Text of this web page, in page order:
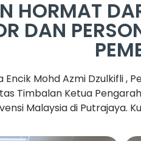
HORMAT
DAN
Encik Mohd Azmi Dzulkifli
Timbalan Ketua
Malaysia di Putrajaya.